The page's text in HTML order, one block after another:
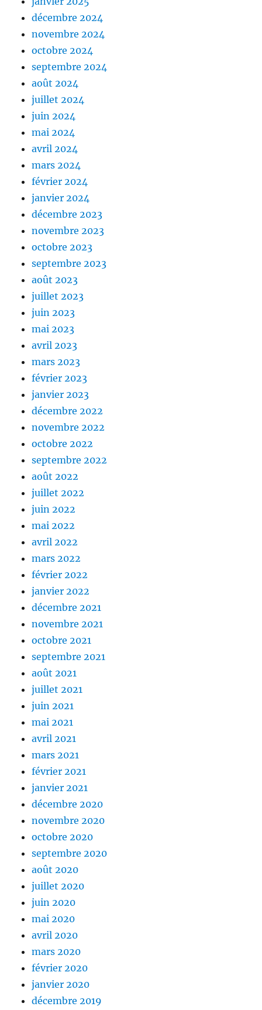
décembre 2024
novembre 2024
octobre 2024
septembre 2024
août 2024
juillet 2024
juin 2024
mai 2024
avril 2024
mars 2024
février 2024
janvier 2024
décembre 2023
novembre 2023
octobre 2023
septembre 2023
août 2023
juillet 2023
juin 2023
mai 2023
avril 2023
mars 2023
février 2023
janvier 2023
décembre 2022
novembre 2022
octobre 2022
septembre 2022
août 2022
juillet 2022
juin 2022
mai 2022
avril 2022
mars 2022
février 2022
janvier 2022
décembre 2021
novembre 2021
octobre 2021
septembre 2021
août 2021
juillet 2021
juin 2021
mai 2021
avril 2021
mars 2021
février 2021
janvier 2021
décembre 2020
novembre 2020
octobre 2020
septembre 2020
août 2020
juillet 2020
juin 2020
mai 2020
avril 2020
mars 2020
février 2020
janvier 2020
décembre 2019